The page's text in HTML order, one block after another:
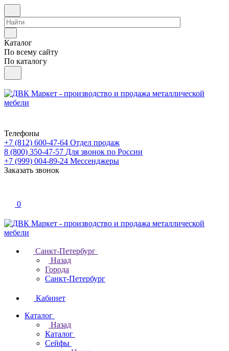
Каталог
По всему сайту
По каталогу
Телефоны
+7 (812) 600-47-64 Отдел продаж
8 (800) 350-47-57 Для звонок по России
+7 (999) 004-89-24 Мессенджеры
Заказать звонок
0
Санкт-Петербург
Назад
Города
Санкт-Петербург
Кабинет
Каталог
Назад
Каталог
Cейфы